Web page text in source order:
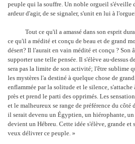
peuple qui la souffre. Un noble orgueil s'éveille
ardeur d'agir, de se signaler, s'unit en lui à
Tout ce qu'il a amassé dans son esprit
ce qu'il a médité et conçu de beau et de grand
désert? Il l'aurait en vain médité et conçu ? Son
supporter une telle pensée. Il s'élève au-dessus
sera pas la limite de son activité; l'être sublime
les mystères l'a destiné à quelque chose de
enflammée par la solitude et le silence, s'attache
près et prend le parti des opprimés. Les
et le malheureux se range de préférence du côté
il serait devenu un Égyptien, un hiérophante,
devient un Hébreu. Cette idée s'élève, grande et
veux délivrer ce peuple. »